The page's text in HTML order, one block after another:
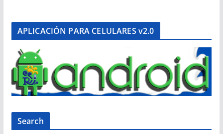
APLICACIÓN PARA CELULARES v2.0
Search